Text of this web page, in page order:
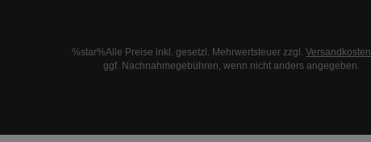
%star%Alle Preise inkl. gesetzl. Mehrwertsteuer zzgl.Versandkosten
ggf. Nachnahmegebühren, wenn nicht anders angegeben.